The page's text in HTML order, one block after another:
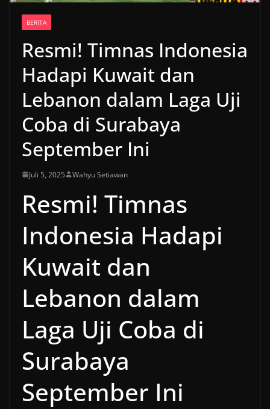
BERITA
Resmi! Timnas Indonesia
Hadapi Kuwait dan
Lebanon dalam Laga Uji
Coba di Surabaya
September Ini
Juli 5, 2025 Wahyu Setiawan
Resmi! Timnas
Indonesia Hadapi
Kuwait dan
Lebanon dalam
Laga Uji Coba di
Surabaya
September Ini